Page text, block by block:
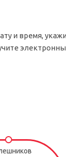
и время,